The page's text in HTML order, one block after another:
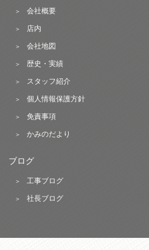
会社概要
店内
会社地図
歴史・実績
スタッフ紹介
個人情報保護方針
免責事項
かみのだより
ブログ
工事ブログ
社長ブログ